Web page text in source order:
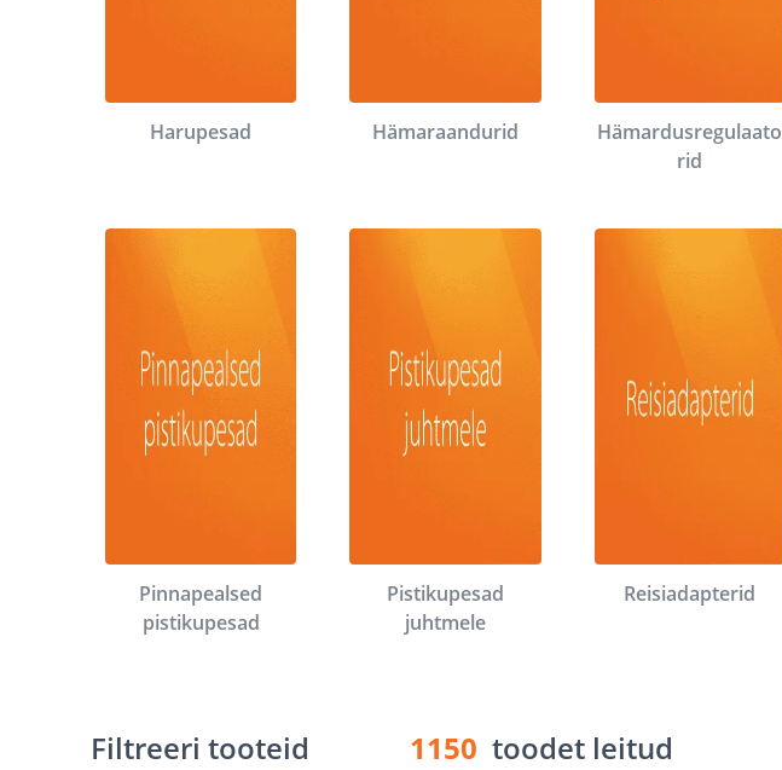
Harupesad Hämaraandurid
Hämardusregulaato
rid
Pinnapealsed
pistikupesad
Pistikupesad
juhtmele
Reisiadapterid
1150 toodet leitud
Filtreeri tooteid